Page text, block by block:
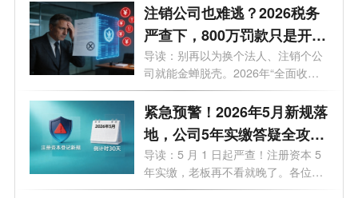
注销公司也难逃？2026税务
严查下，800万罚款只是开
始！老板们的最后自救指南
导读：别再以为换个法人、注销个公
司就能金蝉脱壳。2026年“全面收割
期”...
紧急预警！2026年5月新规落
地，公司5年实缴答疑全攻
略，老板必看避坑
导读：5 月 1 日起严查！注册资本 5
年实缴，老板再不看就晚了。各位老
板、...